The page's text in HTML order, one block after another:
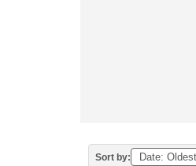
Sort by: